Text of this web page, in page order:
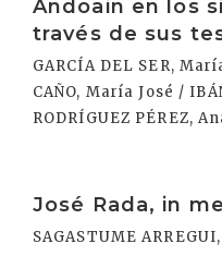
Andoain en los
través de sus
GARCÍA DEL SER,
CAÑO, María José /
RODRÍGUEZ PÉREZ,
José Rada, in
SAGASTUME